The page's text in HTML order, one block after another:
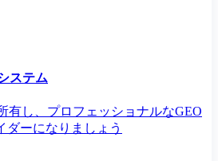
ステム
有し、プロフェッショナルなGEO
ダーになりましょう